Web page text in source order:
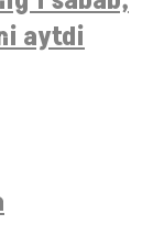
aytdi